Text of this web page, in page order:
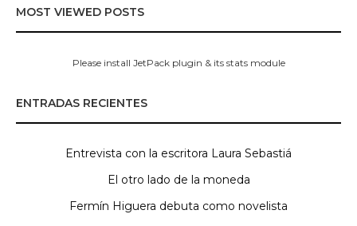
MOST VIEWED POSTS
Please install JetPack plugin & its stats module
ENTRADAS RECIENTES
Entrevista con la escritora Laura Sebastiá
El otro lado de la moneda
Fermín Higuera debuta como novelista